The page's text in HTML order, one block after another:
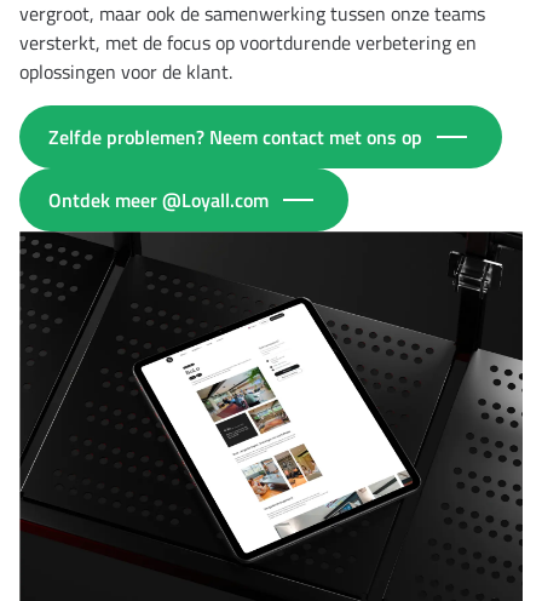
vergroot, maar ook de samenwerking tussen onze teams
versterkt, met de focus op voortdurende verbetering en
oplossingen voor de klant.
Zelfde problemen? Neem contact met ons op
Ontdek meer @Loyall.com